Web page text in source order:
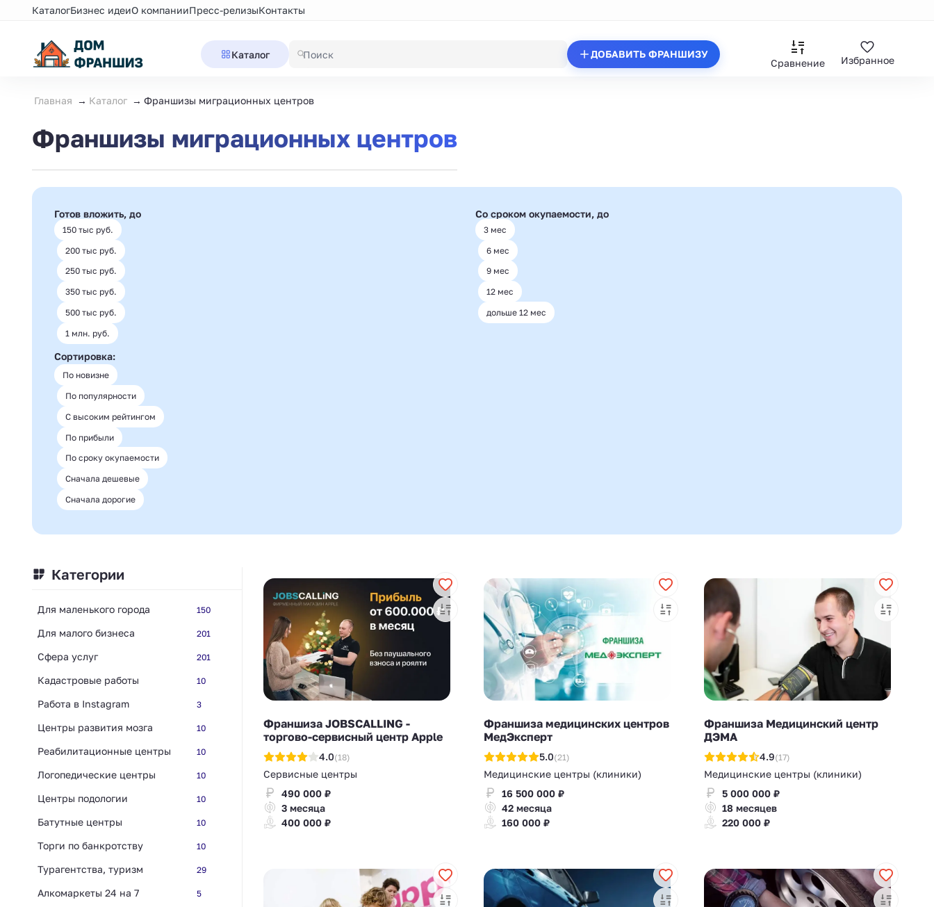
КаталогБизнес идеиО компанииПресс-релизыКонтакты
Каталог ДОБАВИТЬ ФРАНШИЗУ
Сравнение Избранное
Главная Каталог Франшизы миграционных центров
Франшизы миграционных центров
Готов вложить, до
150 тыс руб.
200 тыс руб.
250 тыс руб.
350 тыс руб.
500 тыс руб.
1 млн. руб.
Со сроком окупаемости, до
3 мес
6 мес
9 мес
12 мес
дольше 12 мес
Сортировка:
По новизне
По популярности
С высоким рейтингом
По прибыли
По сроку окупаемости
Сначала дешевые
Сначала дорогие
Категории
Для маленького города 150
Для малого бизнеса 201
Сфера услуг 201
Кадастровые работы 10
Работа в Instagram 3
Центры развития мозга 10
Реабилитационные центры 10
Логопедические центры 10
Центры подологии 10
Батутные центры 10
Торги по банкротству 10
Турагентства, туризм 29
Алкомаркеты 24 на 7 5
Франшиза JOBSCALLING -
торгово-сервисный центр Apple
4.0(18)
Сервисные центры
490 000 ₽
3 месяца
400 000 ₽
Франшиза медицинских центров
МедЭксперт
5.0(21)
Медицинские центры (клиники)
16 500 000 ₽
42 месяца
160 000 ₽
Франшиза Медицинский центр
ДЭМА
4.9(17)
Медицинские центры (клиники)
5 000 000 ₽
18 месяцев
220 000 ₽